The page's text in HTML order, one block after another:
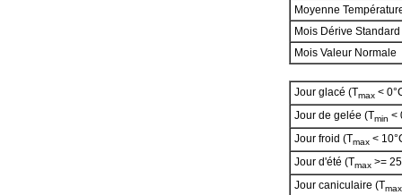
Moyenne
Mois Dérive Standard
Mois Valeur Normale
Jour glacé (Tmax<
Jour de gelée (Tmin <
Jour froid (Tmax<
Jour d'été (Tmax>=
Jour caniculaire (Tmax